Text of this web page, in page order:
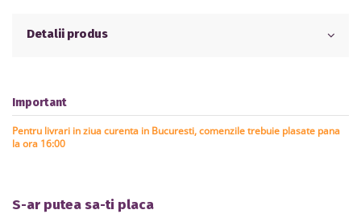
Detalii produs
Important
Pentru livrari in ziua curenta in Bucuresti, comenzile trebuie plasate pana
la ora 16:00
S-ar putea sa-ti placa